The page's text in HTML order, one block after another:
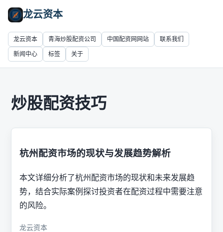
龙云资本
龙云资本 青海炒股配资公司 中国配资网网站 联系我们
新闻中心 标签 关于
炒股配资技巧
杭州配资市场的现状与发展趋势解析
本文详细分析了杭州配资市场的现状和未来发展趋
势，结合实际案例探讨投资者在配资过程中需要注意
的风险。
龙云资本